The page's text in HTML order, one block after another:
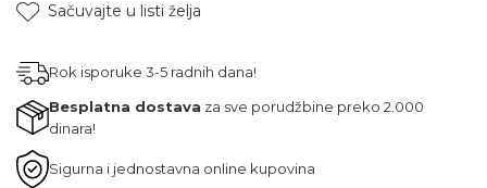
Sačuvajte u listi želja
Rok isporuke 3-5 radnih dana!
Besplatna dostava za sve porudžbine preko 2.000
dinara!
Sigurna i jednostavna online kupovina